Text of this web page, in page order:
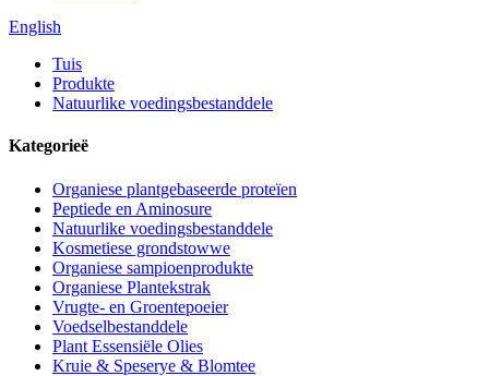
English
Tuis
Produkte
Natuurlike voedingsbestanddele
Kategorieë
Organiese plantgebaseerde proteïen
Peptiede en Aminosure
Natuurlike voedingsbestanddele
Kosmetiese grondstowwe
Organiese sampioenprodukte
Organiese Plantekstrak
Vrugte- en Groentepoeier
Voedselbestanddele
Plant Essensiële Olies
Kruie & Speserye & Blomtee